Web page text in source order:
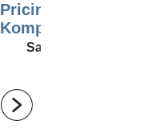
Pricing-
Kompetenz
Sales